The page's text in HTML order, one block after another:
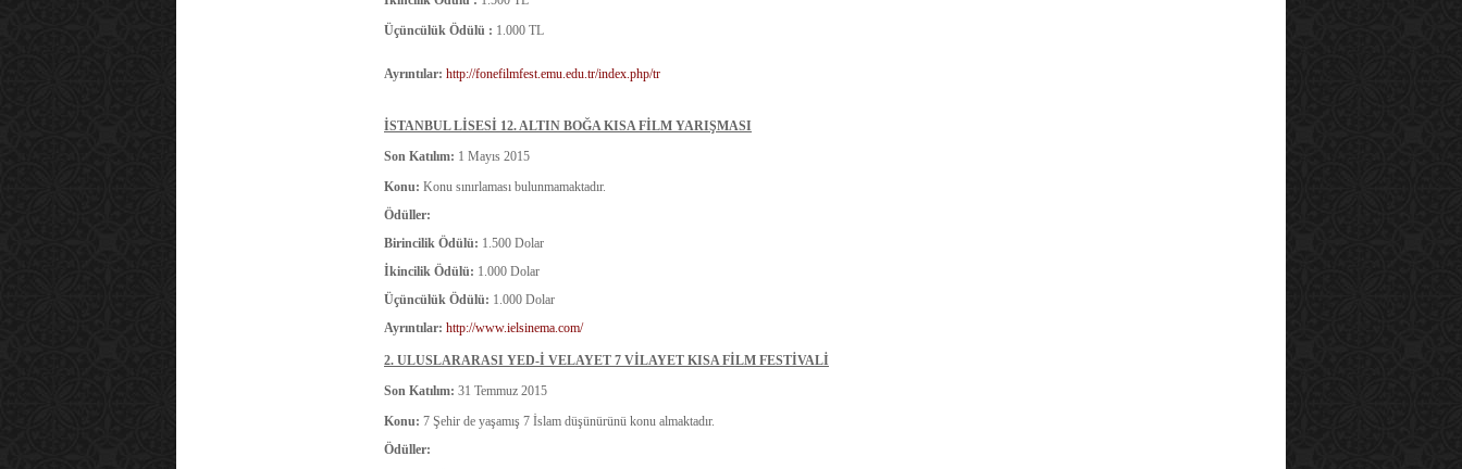
Üçüncülük Ödülü : 1.000 TL
Ayrıntılar: http://fonefilmfest.emu.edu.tr/index.php/tr
İSTANBUL LİSESİ 12. ALTIN BOĞA KISA FİLM YARIŞMASI
Son Katılım: 1 Mayıs 2015
Konu: Konu sınırlaması bulunmamaktadır.
Ödüller:
Birincilik Ödülü: 1.500 Dolar
İkincilik Ödülü: 1.000 Dolar
Üçüncülük Ödülü: 1.000 Dolar
Ayrıntılar: http://www.ielsinema.com/
2. ULUSLARARASI YED-İ VELAYET 7 VİLAYET KISA FİLM FESTİVALİ
Son Katılım: 31 Temmuz 2015
Konu: 7 Şehir de yaşamış 7 İslam düşünürünü konu almaktadır.
Ödüller: